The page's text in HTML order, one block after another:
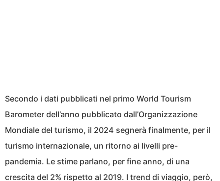
Secondo i dati pubblicati nel primo World Tourism
Barometer dell’anno pubblicato dall’Organizzazione
Mondiale del turismo, il 2024 segnerà finalmente, per il
turismo internazionale, un ritorno ai livelli pre-
pandemia. Le stime parlano, per fine anno, di una
crescita del 2% rispetto al 2019. I trend di viaggio, però,